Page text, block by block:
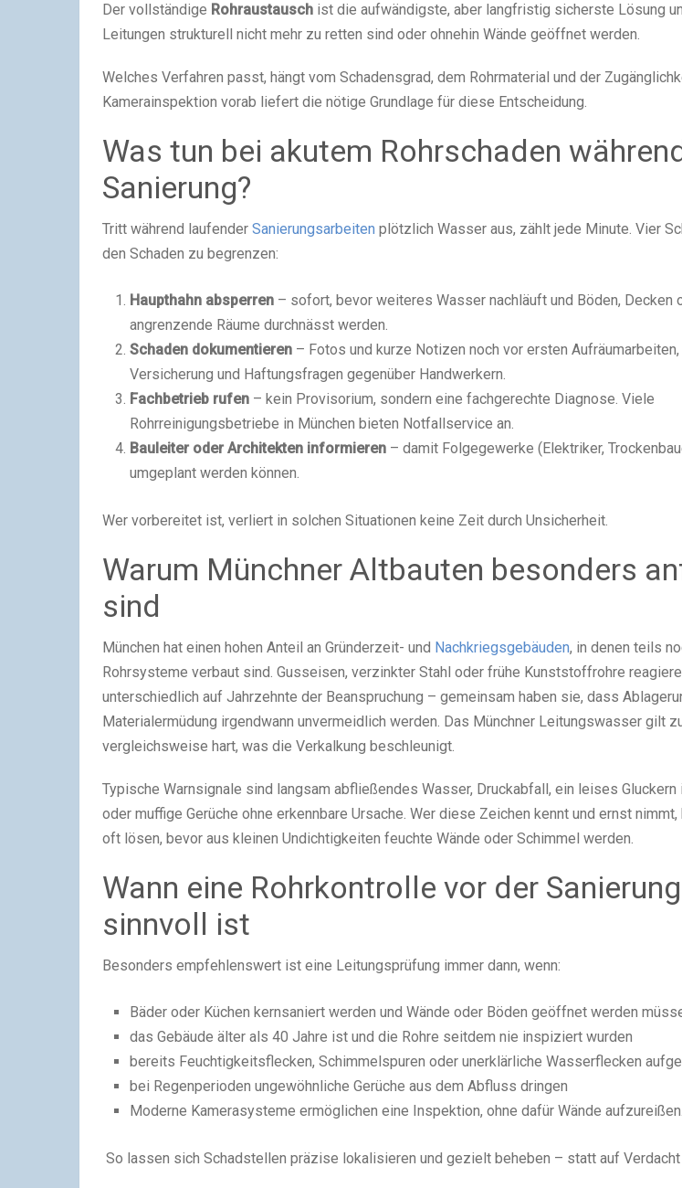
Der vollständige Rohraustausch ist die aufwändigste, aber langfristig sicherste Lösung
Leitungen strukturell nicht mehr zu retten sind oder ohnehin Wände geöffnet werden.
Welches Verfahren passt, hängt vom Schadensgrad, dem Rohrmaterial und der
Kamerainspektion vorab liefert die nötige Grundlage für diese Entscheidung.
Was tun bei akutem Rohrschaden
Sanierung?
Tritt während laufender Sanierungsarbeiten plötzlich Wasser aus, zählt jede Minute. Vier
den Schaden zu begrenzen:
Haupthahn absperren – sofort, bevor weiteres Wasser nachläuft und Böden, Decken
angrenzende Räume durchnässt werden.
Schaden dokumentieren – Fotos und kurze Notizen noch vor ersten
Versicherung und Haftungsfragen gegenüber Handwerkern.
Fachbetrieb rufen – kein Provisorium, sondern eine fachgerechte Diagnose. Viele
Rohrreinigungsbetriebe in München bieten Notfallservice an.
Bauleiter oder Architekten informieren – damit Folgegewerke (Elektriker,
umgeplant werden können.
Wer vorbereitet ist, verliert in solchen Situationen keine Zeit durch Unsicherheit.
Warum Münchner Altbauten besonders
sind
München hat einen hohen Anteil an Gründerzeit- und Nachkriegsgebäuden, in denen teils
Rohrsysteme verbaut sind. Gusseisen, verzinkter Stahl oder frühe Kunststoffrohre
unterschiedlich auf Jahrzehnte der Beanspruchung – gemeinsam haben sie, dass
Materialermüdung irgendwann unvermeidlich werden. Das Münchner Leitungswasser gilt
vergleichsweise hart, was die Verkalkung beschleunigt.
Typische Warnsignale sind langsam abfließendes Wasser, Druckabfall, ein leises Gluckern
oder muffige Gerüche ohne erkennbare Ursache. Wer diese Zeichen kennt und ernst
oft lösen, bevor aus kleinen Undichtigkeiten feuchte Wände oder Schimmel werden.
Wann eine Rohrkontrolle vor der Sanierung
sinnvoll ist
Besonders empfehlenswert ist eine Leitungsprüfung immer dann, wenn:
Bäder oder Küchen kernsaniert werden und Wände oder Böden geöffnet werden
das Gebäude älter als 40 Jahre ist und die Rohre seitdem nie inspiziert wurden
bereits Feuchtigkeitsflecken, Schimmelspuren oder unerklärliche Wasserflecken
bei Regenperioden ungewöhnliche Gerüche aus dem Abfluss dringen
Moderne Kamerasysteme ermöglichen eine Inspektion, ohne dafür Wände aufzureißen.
So lassen sich Schadstellen präzise lokalisieren und gezielt beheben – statt auf Verdacht